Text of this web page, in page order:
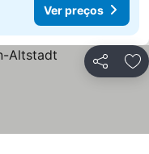
Ver preços
Partilhar